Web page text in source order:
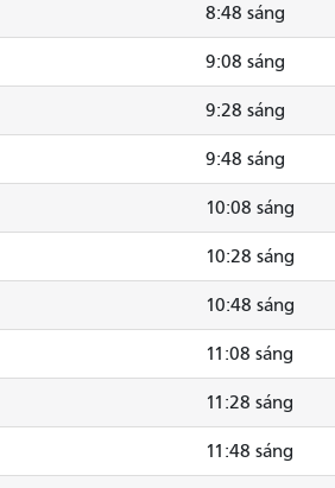
8:48 sáng
9:08 sáng
9:28 sáng
9:48 sáng
10:08 sáng
10:28 sáng
10:48 sáng
11:08 sáng
11:28 sáng
11:48 sáng